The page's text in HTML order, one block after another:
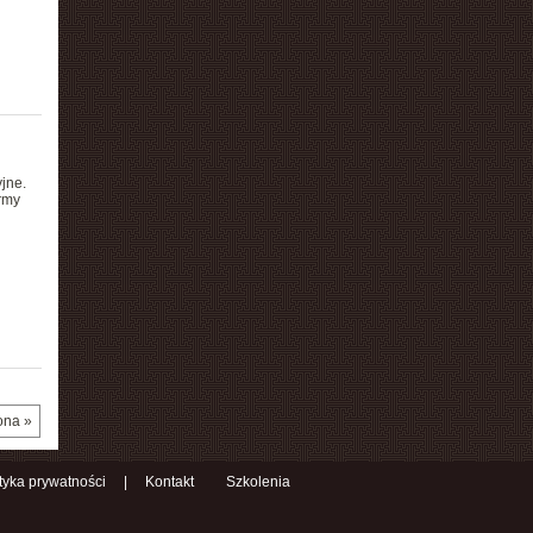
»
prywatności Kontakt Szkolenia